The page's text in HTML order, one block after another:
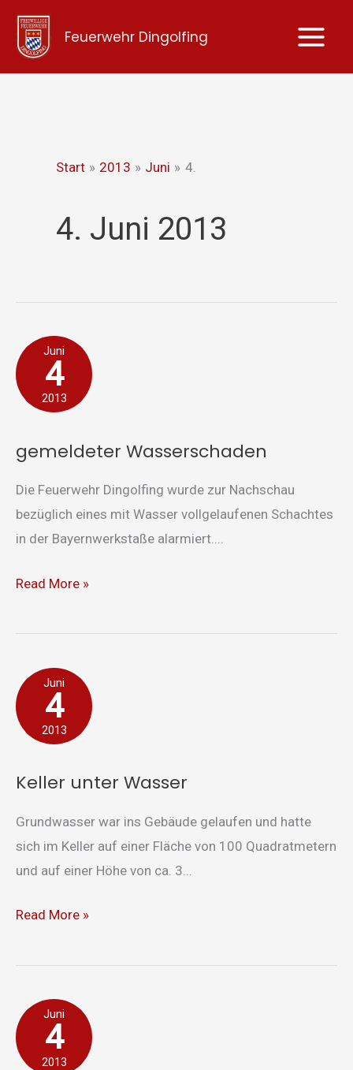
Zum
Inhalt
springen
Feuerwehr Dingolfing
Start 2013 Juni 4.
4. Juni 2013
Juni
4
2013
gemeldeter Wasserschaden
Die Feuerwehr Dingolfing wurde zur Nachschau
bezüglich eines mit Wasser vollgelaufenen Schachtes
in der Bayernwerkstaße alarmiert....
gemeldeter
Wasserschaden
Read More »
Juni
4
2013
Keller unter Wasser
Grundwasser war ins Gebäude gelaufen und hatte
sich im Keller auf einer Fläche von 100 Quadratmetern
und auf einer Höhe von ca. 3...
Keller
unter
Wasser
Read More »
Juni
4
2013
Keller
vollgelaufen